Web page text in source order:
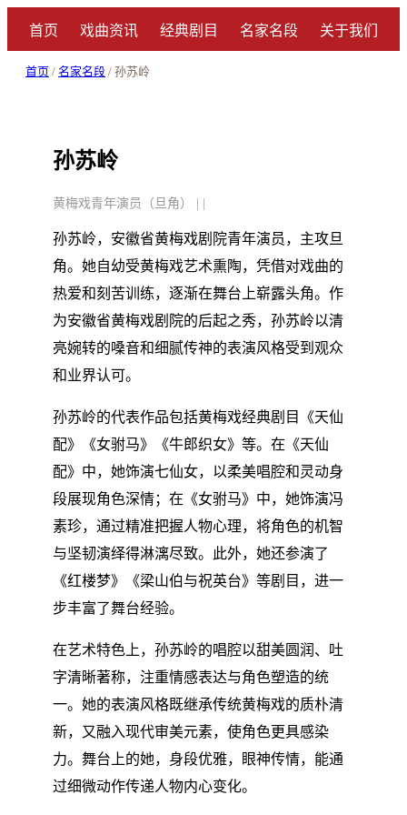
首页 戏曲资讯 经典剧目 名家名段 关于我们
首页 / 名家名段 / 孙苏岭
孙苏岭
黄梅戏青年演员（旦角） | |
孙苏岭，安徽省黄梅戏剧院青年演员，主攻旦
角。她自幼受黄梅戏艺术熏陶，凭借对戏曲的
热爱和刻苦训练，逐渐在舞台上崭露头角。作
为安徽省黄梅戏剧院的后起之秀，孙苏岭以清
亮婉转的嗓音和细腻传神的表演风格受到观众
和业界认可。
孙苏岭的代表作品包括黄梅戏经典剧目《天仙
配》《女驸马》《牛郎织女》等。在《天仙
配》中，她饰演七仙女，以柔美唱腔和灵动身
段展现角色深情；在《女驸马》中，她饰演冯
素珍，通过精准把握人物心理，将角色的机智
与坚韧演绎得淋漓尽致。此外，她还参演了
《红楼梦》《梁山伯与祝英台》等剧目，进一
步丰富了舞台经验。
在艺术特色上，孙苏岭的唱腔以甜美圆润、吐
字清晰著称，注重情感表达与角色塑造的统
一。她的表演风格既继承传统黄梅戏的质朴清
新，又融入现代审美元素，使角色更具感染
力。舞台上的她，身段优雅，眼神传情，能通
过细微动作传递人物内心变化。